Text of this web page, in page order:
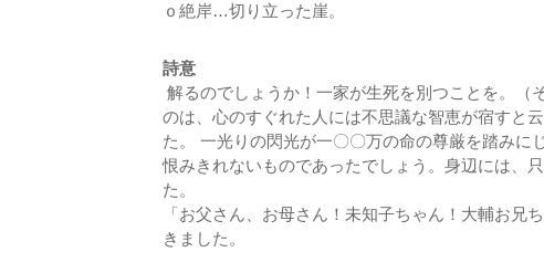
ｏ絶岸…切り立った崖。
詩意
解るのでしょうか！一家が生死を別つことを。（
のは、心のすぐれた人には不思議な智恵が宿すと
た。 一光りの閃光が一〇〇万の命の尊厳を踏みに
恨みきれないものであったでしょう。身辺には、
た
「お父さん、お母さん！未知子ちゃん！大輔お兄
きました。